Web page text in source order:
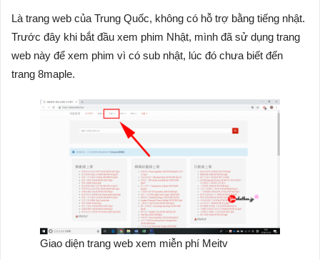
Là trang web của Trung Quốc, không có hỗ trợ bằng tiếng nhật.
Trước đây khi bắt đầu xem phim Nhật, mình đã sử dụng trang
web này để xem phim vì có sub nhật, lúc đó chưa biết đến
trang 8maple.
Giao diện trang web xem miễn phí Meitv